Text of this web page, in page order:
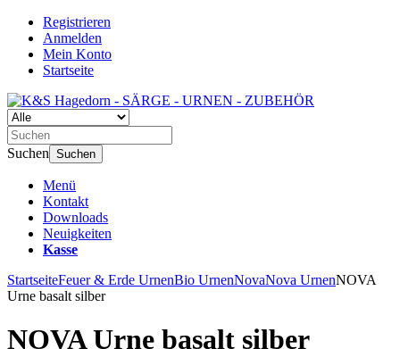
Registrieren
Anmelden
Mein Konto
Startseite
Suchen Suchen
Menü
Kontakt
Downloads
Neuigkeiten
Kasse
StartseiteFeuer & Erde UrnenBio UrnenNovaNova UrnenNOVA
Urne basalt silber
NOVA Urne basalt silber